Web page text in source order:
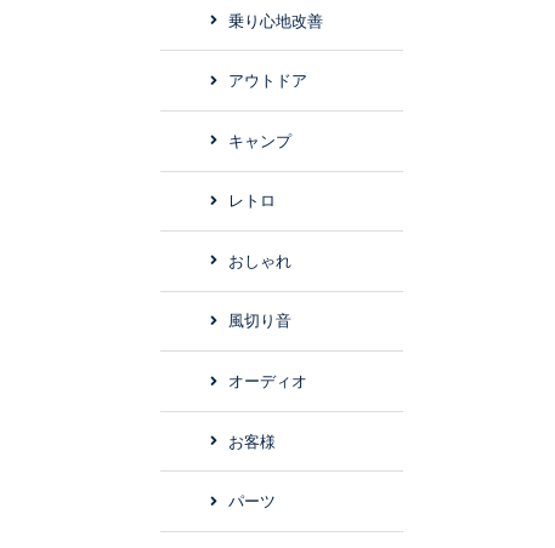
乗り心地改善
アウトドア
キャンプ
レトロ
おしゃれ
風切り音
オーディオ
お客様
パーツ